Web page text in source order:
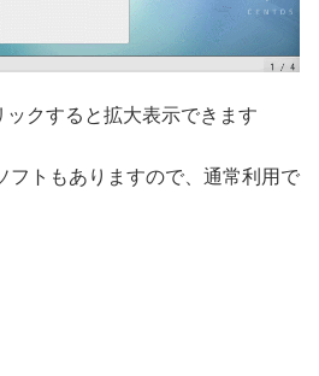
ックすると拡大表示できます
フトもありますので、通常利用で